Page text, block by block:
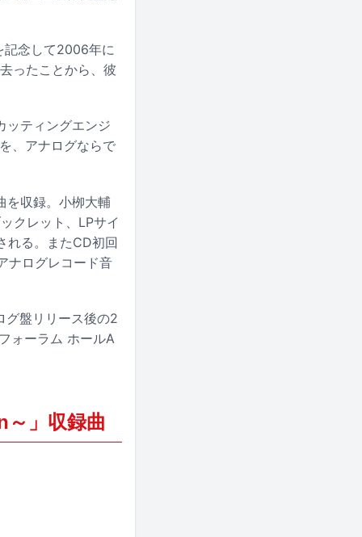
記念して2006年に
ったことから、彼
ッティングエンジ
、アナログならで
を収録。小栁大輔
クレット、LPサイ
れる。またCD初回
ナログレコード音
グ盤リリース後の2
ォーラム ホールA
」収録曲